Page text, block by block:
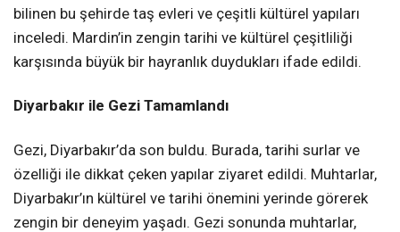
bilinen bu şehirde taş evleri ve çeşitli kültürel yapıları
inceledi. Mardin’in zengin tarihi ve kültürel çeşitliliği
karşısında büyük bir hayranlık duydukları ifade edildi.
Diyarbakır ile Gezi Tamamlandı
Gezi, Diyarbakır’da son buldu. Burada, tarihi surlar ve
özelliği ile dikkat çeken yapılar ziyaret edildi. Muhtarlar,
Diyarbakır’ın kültürel ve tarihi önemini yerinde görerek
zengin bir deneyim yaşadı. Gezi sonunda muhtarlar,